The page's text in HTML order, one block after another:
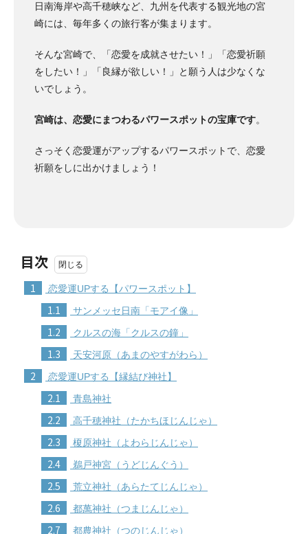
日南海岸や高千穂峡など、九州を代表する観光地の宮
崎には、毎年多くの旅行客が集まります。
そんな宮崎で、「恋愛を成就させたい！」「恋愛祈願
をしたい！」「良縁が欲しい！」と願う人は少なくな
いでしょう。
宮崎は、恋愛にまつわるパワースポットの宝庫です。
さっそく恋愛運がアップするパワースポットで、恋愛
祈願をしに出かけましょう！
目次
1 恋愛運UPする【パワースポット】
1.1 サンメッセ日南「モアイ像」
1.2 クルスの海「クルスの鐘」
1.3 天安河原（あまのやすがわら）
2 恋愛運UPする【縁結び神社】
2.1 青島神社
2.2 高千穂神社（たかちほじんじゃ）
2.3 榎原神社（よわらじんじゃ）
2.4 鵜戸神宮（うどじんぐう）
2.5 荒立神社（あらたてじんじゃ）
2.6 都萬神社（つまじんじゃ）
2.7 都農神社（つのじんじゃ）